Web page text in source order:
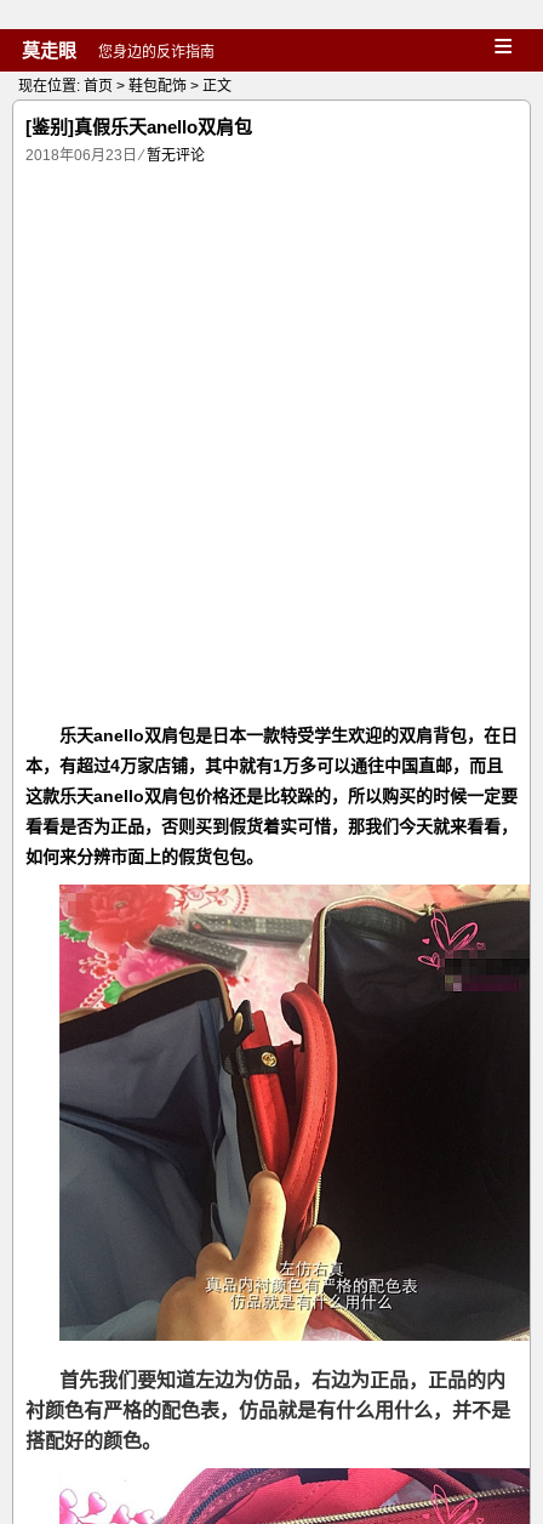
莫走眼 您身边的反诈指南 ≡
现在位置: 首页 > 鞋包配饰 > 正文
[鉴别]真假乐天anello双肩包
2018年06月23日 ⁄暂无评论
乐天anello双肩包是日本一款特受学生欢迎的双肩背包，在日
本，有超过4万家店铺，其中就有1万多可以通往中国直邮，而且
这款乐天anello双肩包价格还是比较跺的，所以购买的时候一定要
看看是否为正品，否则买到假货着实可惜，那我们今天就来看看，
如何来分辨市面上的假货包包。
首先我们要知道左边为仿品，右边为正品，正品的内
衬颜色有严格的配色表，仿品就是有什么用什么，并不是
搭配好的颜色。